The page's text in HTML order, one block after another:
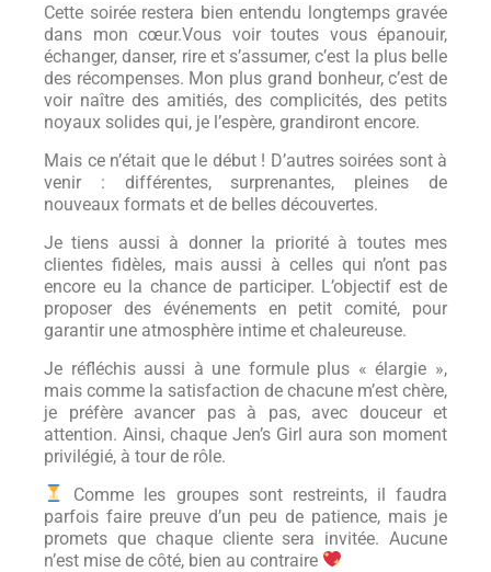
Cette soirée restera bien entendu longtemps gravée
dans mon cœur.Vous voir toutes vous épanouir,
échanger, danser, rire et s’assumer, c’est la plus belle
des récompenses. Mon plus grand bonheur, c’est de
voir naître des amitiés, des complicités, des petits
noyaux solides qui, je l’espère, grandiront encore.
Mais ce n’était que le début ! D’autres soirées sont à
venir : différentes, surprenantes, pleines de
nouveaux formats et de belles découvertes.
Je tiens aussi à donner la priorité à toutes mes
clientes fidèles, mais aussi à celles qui n’ont pas
encore eu la chance de participer. L’objectif est de
proposer des événements en petit comité, pour
garantir une atmosphère intime et chaleureuse.
Je réfléchis aussi à une formule plus « élargie »,
mais comme la satisfaction de chacune m’est chère,
je préfère avancer pas à pas, avec douceur et
attention. Ainsi, chaque Jen’s Girl aura son moment
privilégié, à tour de rôle.
Comme les groupes sont restreints, il faudra
parfois faire preuve d’un peu de patience, mais je
promets que chaque cliente sera invitée. Aucune
n’est mise de côté, bien au contraire